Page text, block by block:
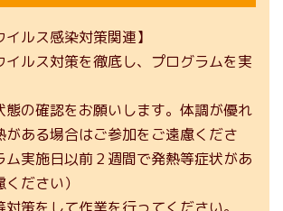
イルス感染対策関連】
イルス対策を徹底し、プログラムを実
態の確認をお願いします。体調が優れ
がある場合はご参加をご遠慮くださ
ム実施日以前２週間で発熱等症状があ
ださい）
対策をして作業を行ってください。